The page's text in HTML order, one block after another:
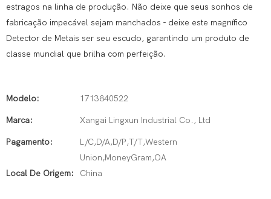
estragos na linha de produção. Não deixe que seus sonhos de
fabricação impecável sejam manchados - deixe este magnífico
Detector de Metais ser seu escudo, garantindo um produto de
classe mundial que brilha com perfeição.
Modelo: 1713840522
Marca: Xangai Lingxun Industrial Co., Ltd
Pagamento:
L/C,D/A,D/P,T/T,Western
Union,MoneyGram,OA
Local De Origem:
China